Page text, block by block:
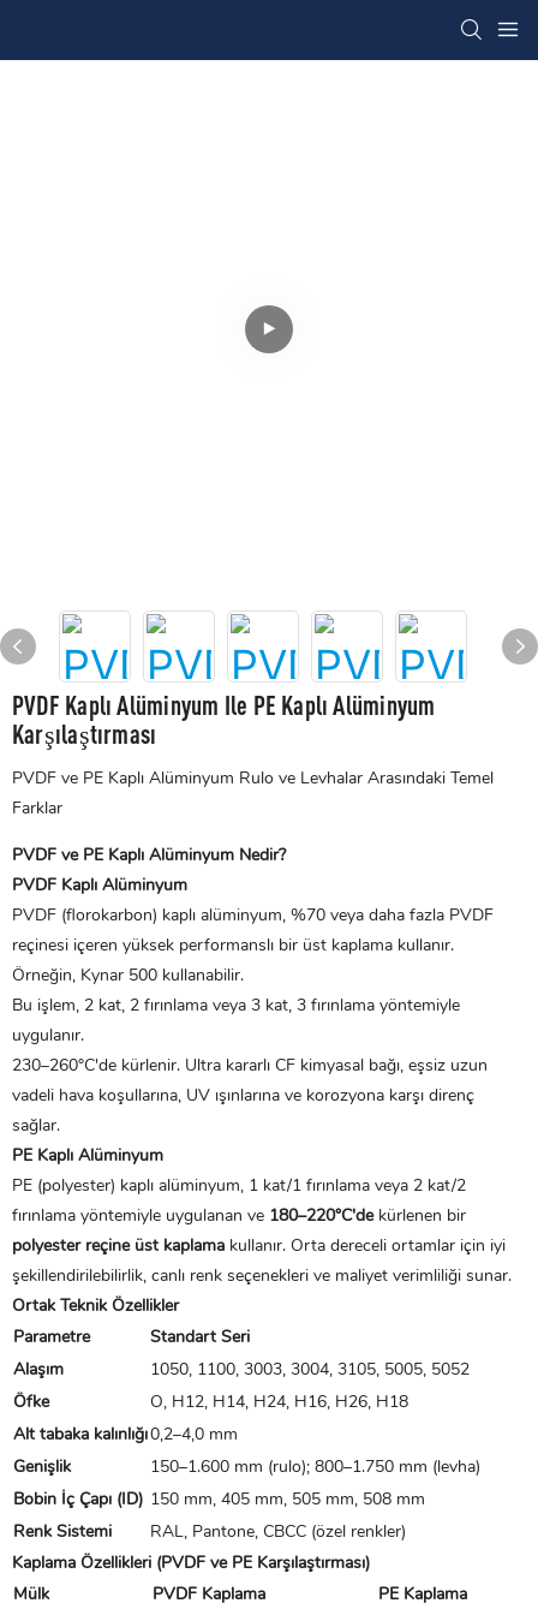
PVDF Kaplı Alüminyum Ile PE Kaplı Alüminyum
Karşılaştırması
PVDF ve PE Kaplı Alüminyum Rulo ve Levhalar Arasındaki Temel
Farklar
PVDF ve PE Kaplı Alüminyum Nedir?
PVDF Kaplı Alüminyum
PVDF (florokarbon) kaplı alüminyum, %70 veya daha fazla PVDF
reçinesi içeren yüksek performanslı bir üst kaplama kullanır.
Örneğin, Kynar 500 kullanabilir.
Bu işlem, 2 kat, 2 fırınlama veya 3 kat, 3 fırınlama yöntemiyle
uygulanır.
230–260°C'de kürlenir. Ultra kararlı CF kimyasal bağı, eşsiz uzun
vadeli hava koşullarına, UV ışınlarına ve korozyona karşı direnç
sağlar.
PE Kaplı Alüminyum
PE (polyester) kaplı alüminyum, 1 kat/1 fırınlama veya 2 kat/2
fırınlama yöntemiyle uygulanan ve 180–220°C'dekürlenen bir
polyester reçine üst kaplama kullanır. Orta dereceli ortamlar için iyi
şekillendirilebilirlik, canlı renk seçenekleri ve maliyet verimliliği sunar.
Ortak Teknik Özellikler
Parametre
Standart Seri
Alaşım
1050, 1100, 3003, 3004, 3105, 5005, 5052
Öfke
O, H12, H14, H24, H16, H26, H18
Alt tabaka kalınlığı0,2–4,0 mm
Genişlik
150–1.600 mm (rulo); 800–1.750 mm (levha)
Bobin İç Çapı (ID) 150 mm, 405 mm, 505 mm, 508 mm
Renk Sistemi
RAL, Pantone, CBCC (özel renkler)
Kaplama Özellikleri (PVDF ve PE Karşılaştırması)
Mülk
PVDF Kaplama PE Kaplama